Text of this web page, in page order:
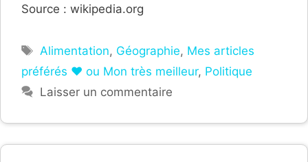
Source : wikipedia.org
Étiquettes
Alimentation, Géographie, Mes articles
préférés ❤ ou Mon très meilleur, Politique
Laisser un commentaire